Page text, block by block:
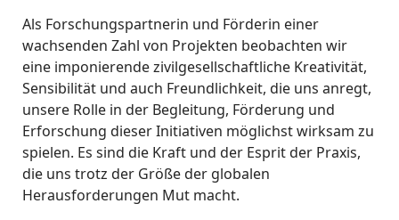
Als Forschungspartnerin und Förderin einer
wachsenden Zahl von Projekten beobachten wir
eine imponierende zivilgesellschaftliche Kreativität,
Sensibilität und auch Freundlichkeit, die uns anregt,
unsere Rolle in der Begleitung, Förderung und
Erforschung dieser Initiativen möglichst wirksam zu
spielen. Es sind die Kraft und der Esprit der Praxis,
die uns trotz der Größe der globalen
Herausforderungen Mut macht.